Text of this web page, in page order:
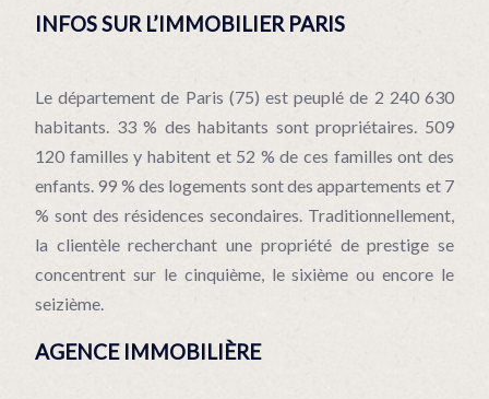
INFOS SUR L’IMMOBILIER PARIS
Le département de Paris (75) est peuplé de 2 240 630
habitants. 33 % des habitants sont propriétaires. 509
120 familles y habitent et 52 % de ces familles ont des
enfants. 99 % des logements sont des appartements et 7
% sont des résidences secondaires. Traditionnellement,
la clientèle recherchant une propriété de prestige se
concentrent sur le cinquième, le sixième ou encore le
seizième.
AGENCE IMMOBILIÈRE